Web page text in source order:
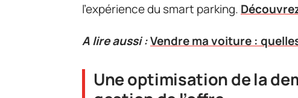
l’expérience du smart parking.
A lire aussi :Vendre ma voiture :
Une optimisation de la